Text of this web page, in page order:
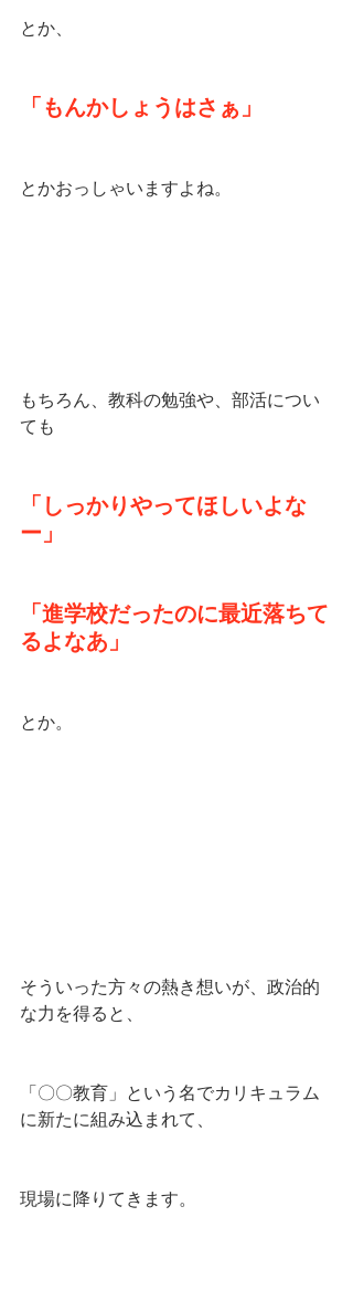
とか、
「もんかしょうはさぁ」
とかおっしゃいますよね。
もちろん、教科の勉強や、部活につい
ても
「しっかりやってほしいよな
ー」
「進学校だったのに最近落ちて
るよなあ」
とか。
そういった方々の熱き想いが、政治的
な力を得ると、
「〇〇教育」という名でカリキュラム
に新たに組み込まれて、
現場に降りてきます。